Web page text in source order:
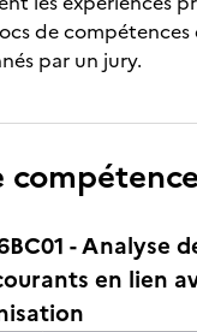
de
par un jury.
- Analyse
en lien